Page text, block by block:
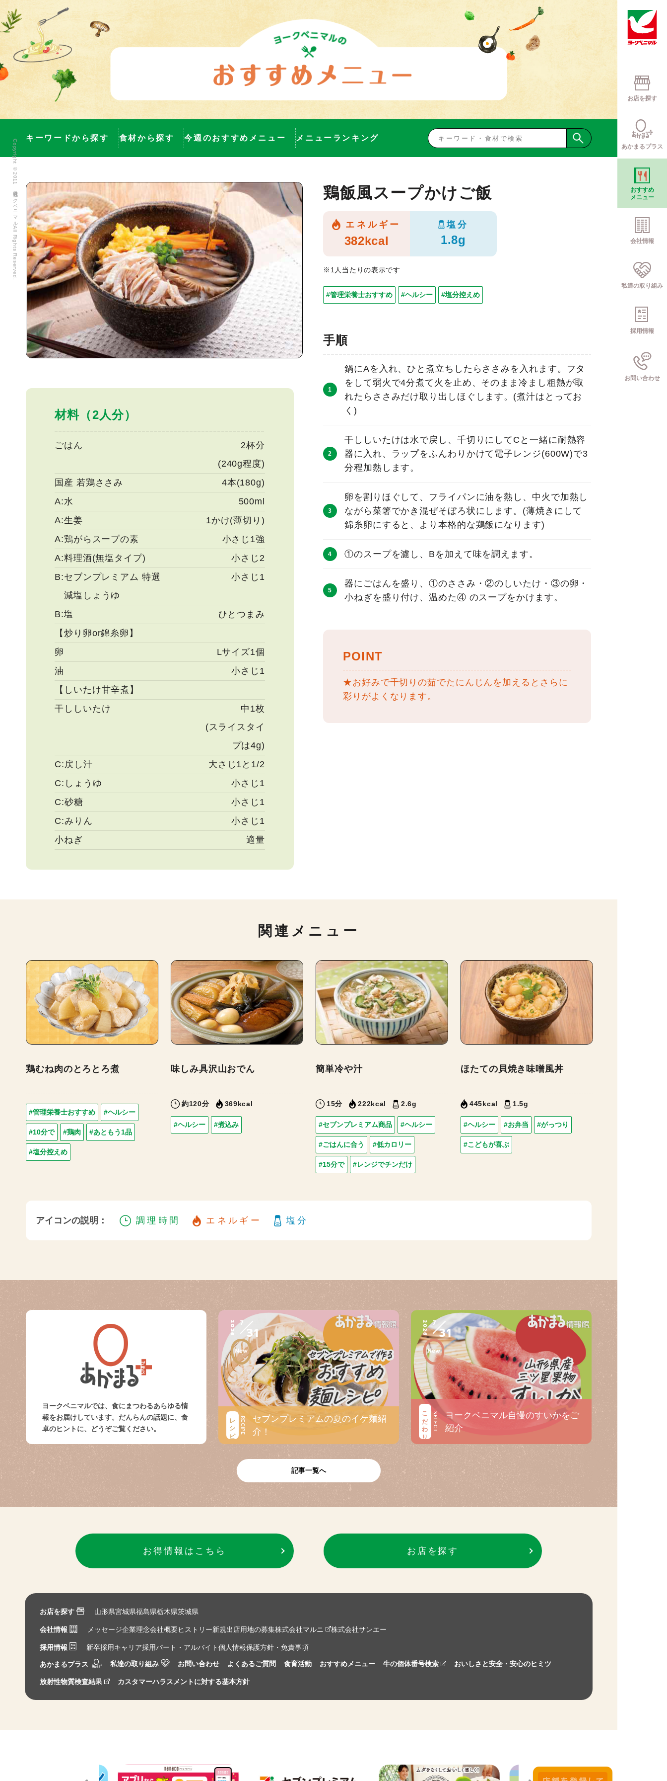
お店を探す
あかまるプラス
おすすめ
メニュー
会社情報
私達の取り組み
採用情報
お問い合わせ
キーワードから探す 食材から探す 今週のおすすめメニュー メニューランキング
材料（2人分）
ごはん
2杯分
(240g程度)
国産 若鶏ささみ
4本(180g)
A:水
500ml
A:生姜
1かけ(薄切り)
A:鶏がらスープの素
小さじ1強
A:料理酒(無塩タイプ)
小さじ2
B:セブンプレミアム 特選
減塩しょうゆ
小さじ1
B:塩
ひとつまみ
【炒り卵or錦糸卵】
卵
Lサイズ1個
油
小さじ1
【しいたけ甘辛煮】
干ししいたけ
中1枚
(スライスタイ
プは4g)
C:戻し汁
大さじ1と1/2
C:しょうゆ
小さじ1
C:砂糖
小さじ1
C:みりん
小さじ1
小ねぎ
適量
鶏飯風スープかけご飯
エネルギー
382kcal
塩分
1.8g
※1人当たりの表示です
#管理栄養士おすすめ #ヘルシー #塩分控えめ
手順
鍋にAを入れ、ひと煮立ちしたらささみを入れます。フタ
をして弱火で4分煮て火を止め、そのまま冷まし粗熱が取
れたらささみだけ取り出しほぐします。(煮汁はとってお
く)
干ししいたけは水で戻し、千切りにしてCと一緒に耐熱容
器に入れ、ラップをふんわりかけて電子レンジ(600W)で3
分程加熱します。
卵を割りほぐして、フライパンに油を熱し、中火で加熱し
ながら菜箸でかき混ぜそぼろ状にします。(薄焼きにして
錦糸卵にすると、より本格的な鶏飯になります)
①のスープを濾し、Bを加えて味を調えます。
器にごはんを盛り、①のささみ・②のしいたけ・③の卵・
小ねぎを盛り付け、温めた④ のスープをかけます。
POINT
★お好みで千切りの茹でたにんじんを加えるとさらに
彩りがよくなります。
関連メニュー
鶏むね肉のとろとろ煮
#管理栄養士おすすめ #ヘルシー
#10分で #鶏肉 #あともう1品
#塩分控えめ
味しみ具沢山おでん
約120分 369kcal
#ヘルシー #煮込み
簡単冷や汁
15分 222kcal 2.6g
#セブンプレミアム商品 #ヘルシー
#ごはんに合う #低カロリー
#15分で #レンジでチンだけ
ほたての貝焼き味噌風丼
445kcal 1.5g
#ヘルシー #お弁当 #がっつり
#こどもが喜ぶ
アイコンの説明： 調理時間 エネルギー 塩分
ヨークベニマルでは、食にまつわるあらゆる情
報をお届けしています。だんらんの話題に、食
卓のヒントに、どうぞご覧ください。
2026 7
31
レシピ RECIPE
セブンプレミアムの夏のイケ麺紹
介！
2026 7
31
こだわり SELECT
ヨークベニマル自慢のすいかをご
紹介
記事一覧へ
お得情報はこちら お店を探す
お店を探す 山形県宮城県福島県栃木県茨城県
会社情報 メッセージ企業理念会社概要ヒストリー新規出店用地の募集株式会社マルニ 株式会社サンエー
採用情報 新卒採用キャリア採用パート・アルバイト個人情報保護方針・免責事項
あかまるプラス 私達の取り組み お問い合わせ よくあるご質問 食育活動 おすすめメニュー 牛の個体番号検索 おいしさと安全・安心のヒミツ
放射性物質検査結果 カスタマーハラスメントに対する基本方針
Copyright ©2011 株式会社ヨークベニマル All Rights Reserved.